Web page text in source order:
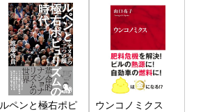
ルペンと極右ポピ
ウンコノミクス